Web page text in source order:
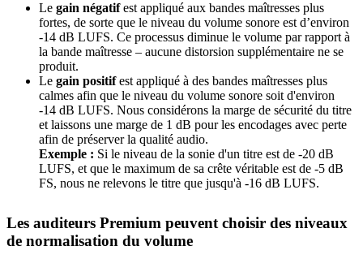
Le gain négatifest appliqué aux bandes maîtresses plus
fortes, de sorte que le niveau du volume sonore est d’environ
-14 dB LUFS. Ce processus diminue le volume par rapport à
la bande maîtresse – aucune distorsion supplémentaire ne se
produit.
Le gain positifest appliqué à des bandes maîtresses plus
calmes afin que le niveau du volume sonore soit d'environ
-14 dB LUFS. Nous considérons la marge de sécurité du titre
et laissons une marge de 1 dB pour les encodages avec perte
afin de préserver la qualité audio.
Exemple : Si le niveau de la sonie d'un titre est de -20 dB
LUFS, et que le maximum de sa crête véritable est de -5 dB
FS, nous ne relevons le titre que jusqu'à -16 dB LUFS.
Les auditeurs Premium peuvent choisir des niveaux
de normalisation du volume